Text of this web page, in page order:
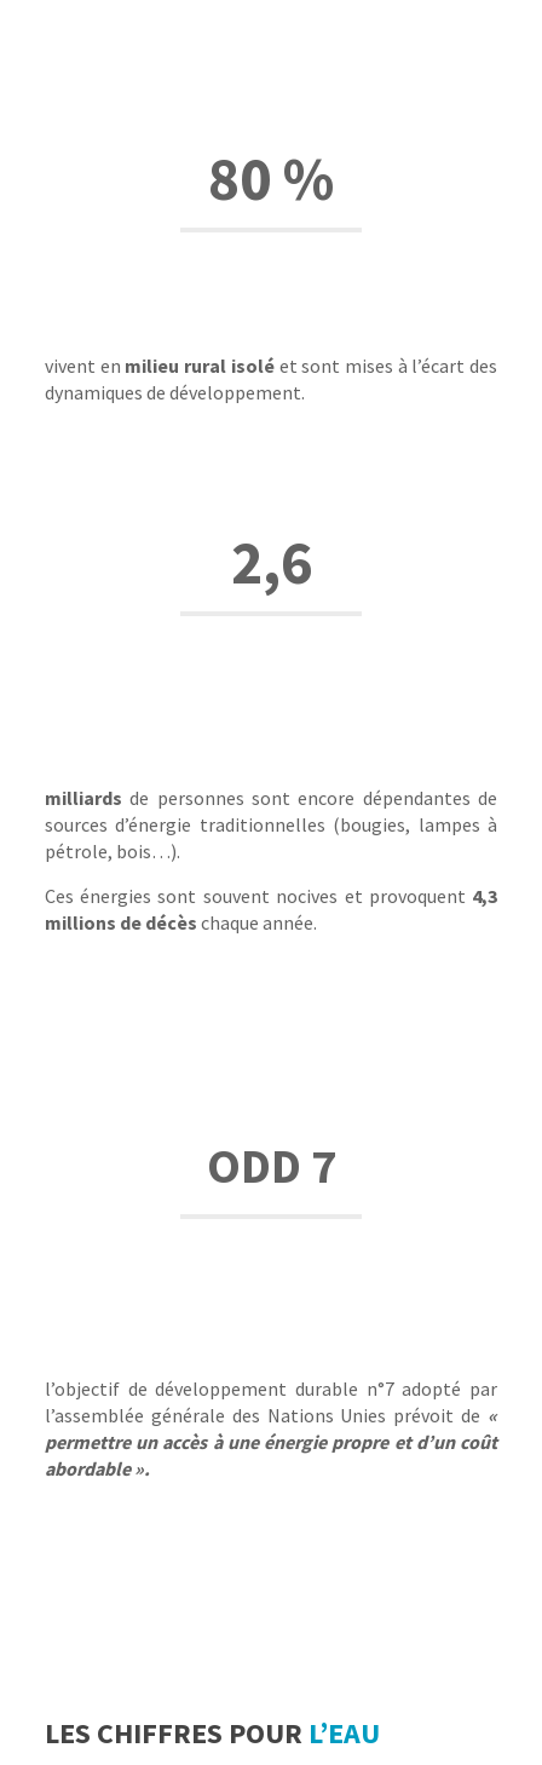
80 %
vivent en milieu rural isoléet sont mises à l’écart des
dynamiques de développement.
2,6
milliards de personnes sont encore dépendantes de
sources d’énergie traditionnelles (bougies, lampes à
pétrole, bois…).
Ces énergies sont souvent nocives et provoquent 4,3
millions de décès chaque année.
ODD 7
l’objectif de développement durable n°7 adopté par
l’assemblée générale des Nations Unies prévoit de «
permettre un accès à une énergie propre et d’un coût
abordable ».
LES CHIFFRES POUR L’EAU